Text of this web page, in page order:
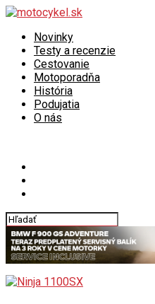
Novinky
Testy a recenzie
Cestovanie
Motoporadňa
História
Podujatia
O nás